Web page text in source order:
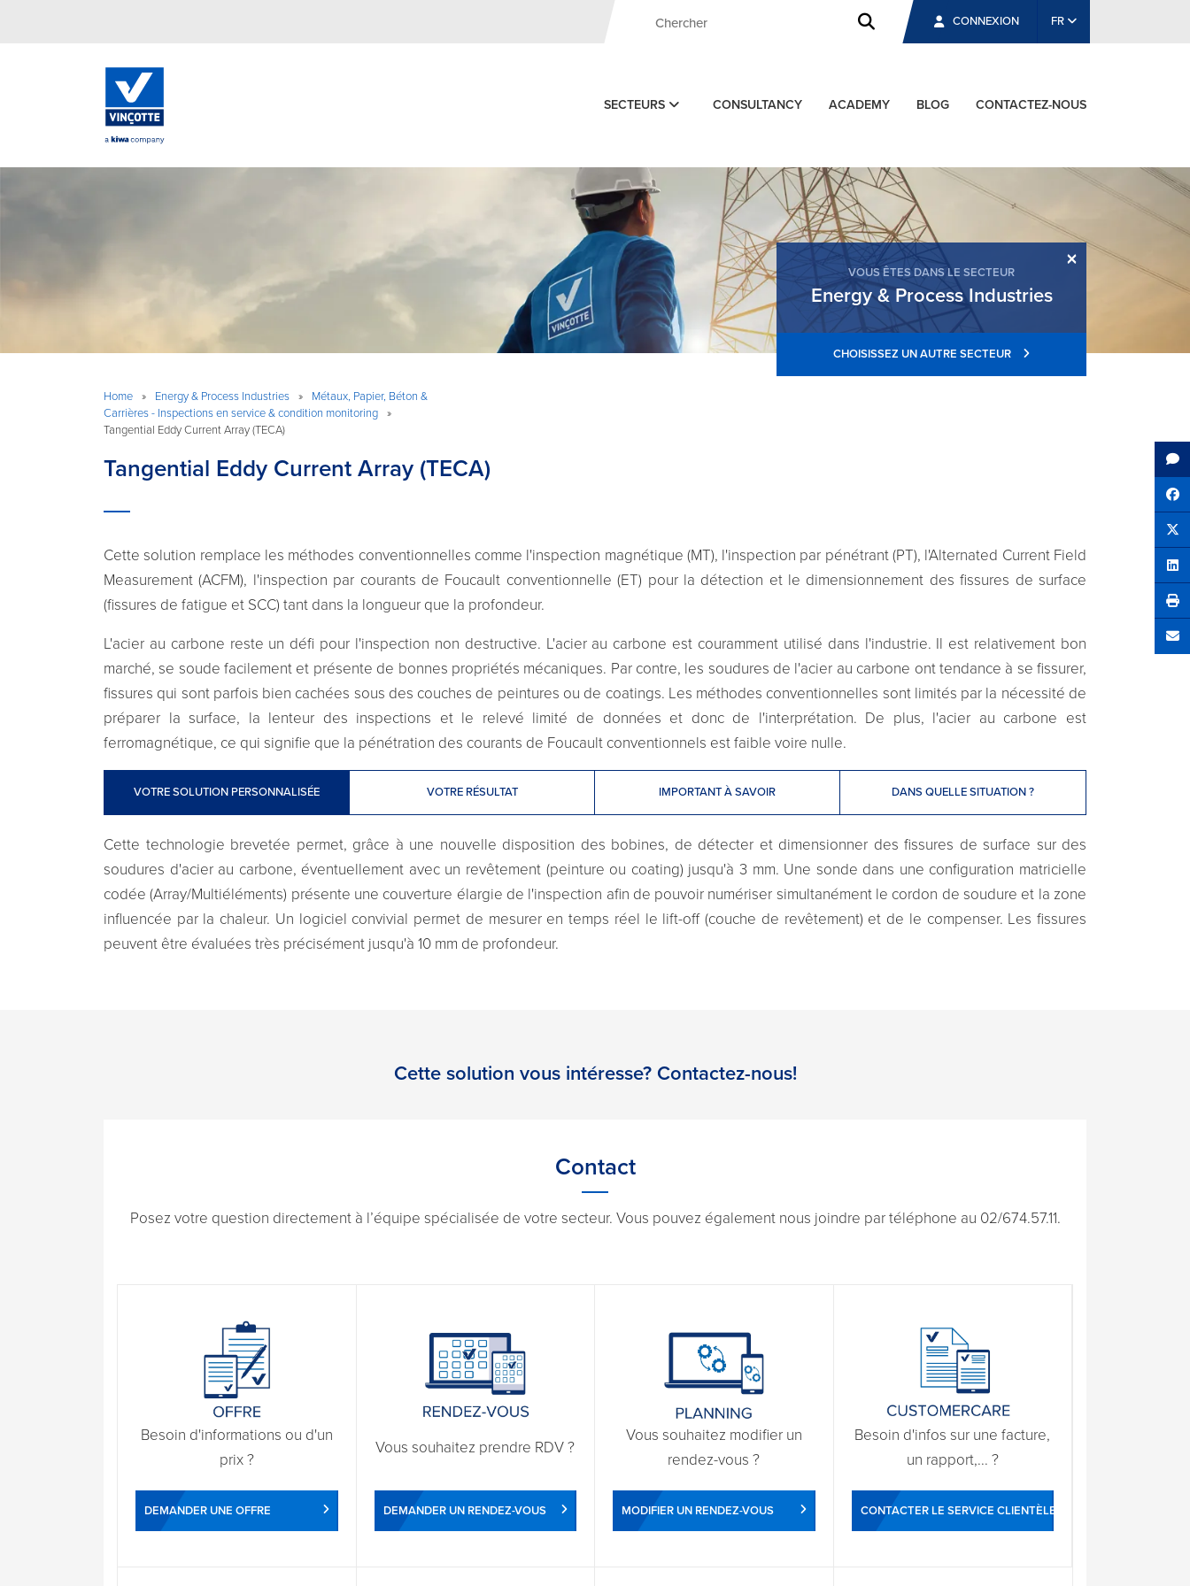
CONNEXION FR
SECTEURS CONSULTANCY ACADEMY BLOG CONTACTEZ-NOUS
×
VOUS ÊTES DANS LE SECTEUR
Energy & Process Industries
CHOISISSEZ UN AUTRE SECTEUR
Home » Energy & Process Industries »
Métaux, Papier, Béton &
Carrières - Inspections en service & condition monitoring
»
Tangential Eddy Current Array (TECA)
Tangential Eddy Current Array (TECA)
Cette solution remplace les méthodes conventionnelles comme l'inspection magnétique (MT), l'inspection par pénétrant (PT), l'Alternated Current Field
Measurement (ACFM), l'inspection par courants de Foucault conventionnelle (ET) pour la détection et le dimensionnement des fissures de surface
(fissures de fatigue et SCC) tant dans la longueur que la profondeur.
L'acier au carbone reste un défi pour l'inspection non destructive. L'acier au carbone est couramment utilisé dans l'industrie. Il est relativement bon
marché, se soude facilement et présente de bonnes propriétés mécaniques. Par contre, les soudures de l'acier au carbone ont tendance à se fissurer,
fissures qui sont parfois bien cachées sous des couches de peintures ou de coatings. Les méthodes conventionnelles sont limités par la nécessité de
préparer la surface, la lenteur des inspections et le relevé limité de données et donc de l'interprétation. De plus, l'acier au carbone est
ferromagnétique, ce qui signifie que la pénétration des courants de Foucault conventionnels est faible voire nulle.
VOTRE SOLUTION PERSONNALISÉE VOTRE RÉSULTAT IMPORTANT À SAVOIR DANS QUELLE SITUATION ?
Cette technologie brevetée permet, grâce à une nouvelle disposition des bobines, de détecter et dimensionner des fissures de surface sur des
soudures d'acier au carbone, éventuellement avec un revêtement (peinture ou coating) jusqu'à 3 mm. Une sonde dans une configuration matricielle
codée (Array/Multiéléments) présente une couverture élargie de l'inspection afin de pouvoir numériser simultanément le cordon de soudure et la zone
influencée par la chaleur. Un logiciel convivial permet de mesurer en temps réel le lift-off (couche de revêtement) et de le compenser. Les fissures
peuvent être évaluées très précisément jusqu'à 10 mm de profondeur.
Cette solution vous intéresse? Contactez-nous!
Contact
Posez votre question directement à l’équipe spécialisée de votre secteur. Vous pouvez également nous joindre par téléphone au 02/674.57.11.
Besoin d'informations ou d'un
prix ?
DEMANDER UNE OFFRE
Vous souhaitez prendre RDV ?
DEMANDER UN RENDEZ-VOUS
Vous souhaitez modifier un
rendez-vous ?
MODIFIER UN RENDEZ-VOUS
Besoin d'infos sur une facture,
un rapport,... ?
CONTACTER LE SERVICE CLIENTÈLE